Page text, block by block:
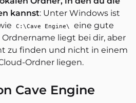
kannst: Unter Windows ist
C:\Cave Engine\
eine gute
Ordnername liegt bei dir, aber
zu finden und nicht in einem
Ordner liegen.
Cave Engine